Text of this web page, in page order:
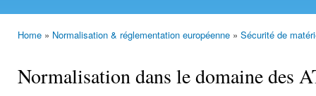
Home » Normalisation & réglementation européenne » Sécurité de
Normalisation dans le domaine des